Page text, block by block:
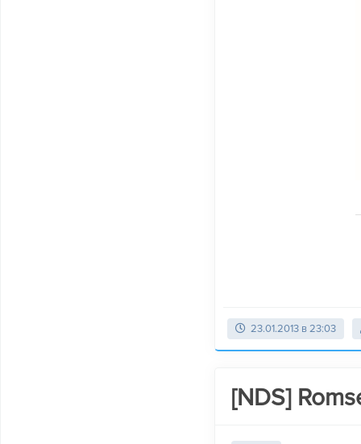
23.01.2013 в 23:03
[NDS]